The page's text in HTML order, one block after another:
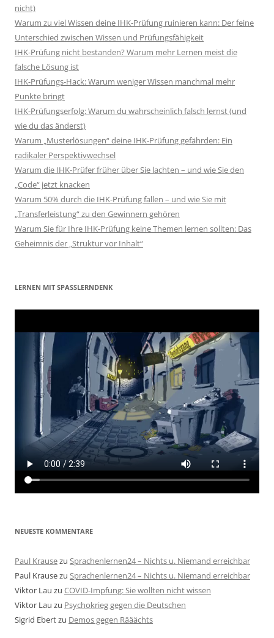
nicht)
Warum zu viel Wissen deine IHK-Prüfung ruinieren kann: Der feine
Unterschied zwischen Wissen und Prüfungsfähigkeit
IHK-Prüfung nicht bestanden? Warum mehr Lernen meist die
falsche Lösung ist
IHK-Prüfungs-Hack: Warum weniger Wissen manchmal mehr
Punkte bringt
IHK-Prüfungserfolg: Warum du wahrscheinlich falsch lernst (und
wie du das änderst)
Warum „Musterlösungen“ deine IHK-Prüfung gefährden: Ein
radikaler Perspektivwechsel
Warum die IHK-Prüfer früher über Sie lachten – und wie Sie den
„Code“ jetzt knacken
Warum 50% durch die IHK-Prüfung fallen – und wie Sie mit
„Transferleistung“ zu den Gewinnern gehören
Warum Sie für Ihre IHK-Prüfung keine Themen lernen sollten: Das
Geheimnis der „Struktur vor Inhalt“
LERNEN MIT SPASSLERNDENK
NEUESTE KOMMENTARE
Paul Krausezu Sprachenlernen24 – Nichts u. Niemand erreichbar
Paul Krausezu Sprachenlernen24 – Nichts u. Niemand erreichbar
Viktor Lau zu COVID-Impfung: Sie wollten nicht wissen
Viktor Lau zu Psychokrieg gegen die Deutschen
Sigrid Ebertzu Demos gegen Rääächts